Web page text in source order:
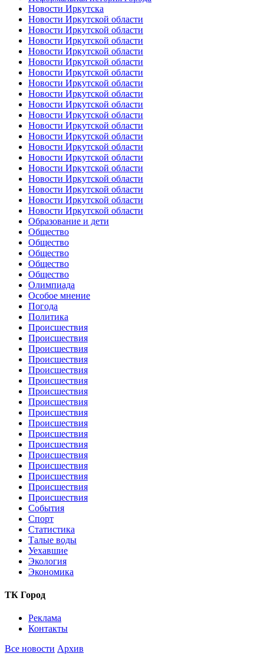
Новости Иркутска
Новости Иркутской области
Новости Иркутской области
Новости Иркутской области
Новости Иркутской области
Новости Иркутской области
Новости Иркутской области
Новости Иркутской области
Новости Иркутской области
Новости Иркутской области
Новости Иркутской области
Новости Иркутской области
Новости Иркутской области
Новости Иркутской области
Новости Иркутской области
Новости Иркутской области
Новости Иркутской области
Новости Иркутской области
Новости Иркутской области
Новости Иркутской области
Образование и дети
Общество
Общество
Общество
Общество
Общество
Олимпиада
Особое мнение
Погода
Политика
Происшествия
Происшествия
Происшествия
Происшествия
Происшествия
Происшествия
Происшествия
Происшествия
Происшествия
Происшествия
Происшествия
Происшествия
Происшествия
Происшествия
Происшествия
Происшествия
Происшествия
События
Спорт
Статистика
Талые воды
Уехавшие
Экология
Экономика
ТК Город
Реклама
Контакты
Все новости Архив